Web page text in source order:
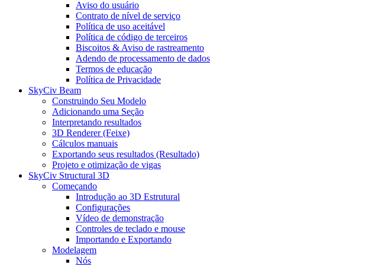
Aviso do usuário
Contrato de nível de serviço
Política de uso aceitável
Política de código de terceiros
Biscoitos & Aviso de rastreamento
Adendo de processamento de dados
Termos de educação
Política de Privacidade
SkyCiv Beam
Construindo Seu Modelo
Adicionando uma Seção
Interpretando resultados
3D Renderer (Feixe)
Cálculos manuais
Exportando seus resultados (Resultado)
Projeto e otimização de vigas
SkyCiv Structural 3D
Começando
Introdução ao 3D Estrutural
Configurações
Vídeo de demonstração
Controles de teclado e mouse
Importando e Exportando
Modelagem
Nós